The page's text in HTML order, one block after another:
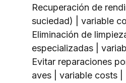
Recuperación de
suciedad) | variable
Eliminación de
especializadas |
Evitar reparaciones
aves | variable costs | |